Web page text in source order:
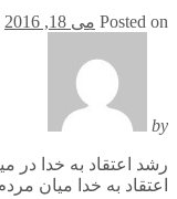
Posted on می 18, 2016
by
رشد اعتقاد به خدا در
اعتقاد به خدا میان مردم